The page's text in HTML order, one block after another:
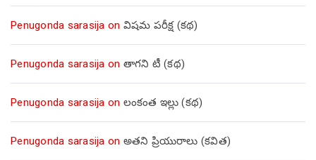
Penugonda sarasija on విషమ పరీక్ష (క‌థ‌)
Penugonda sarasija on తాగని టీ (కథ)
Penugonda sarasija on లంకంత ఇల్లు (కథ)
Penugonda sarasija on అతని ప్రియురాలు (కవిత)